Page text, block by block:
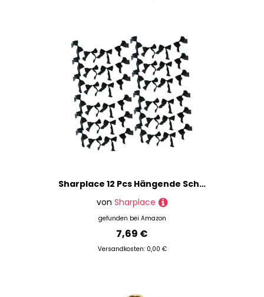
Sharplace 12 Pcs Hängende Schleife Girlande Party Dekorationen für Frauen Mädchen Geburtstag, Schwarz
von Sharplace
gefunden bei Amazon
7,69 €
Versandkosten: 0,00 €